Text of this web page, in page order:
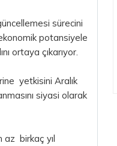
sürecini
potansiyele
ortaya çıkarıyor.
yetkisini Aralık
siyasi olarak
az birkaç yıl